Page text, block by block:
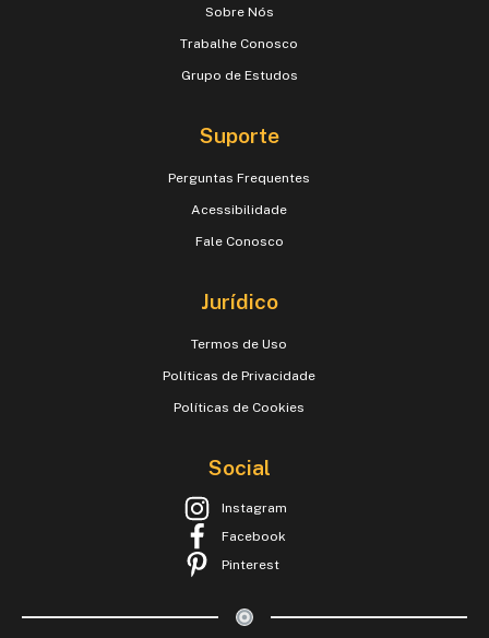
Sobre Nós
Trabalhe Conosco
Grupo de Estudos
Suporte
Perguntas Frequentes
Acessibilidade
Fale Conosco
Jurídico
Termos de Uso
Políticas de Privacidade
Políticas de Cookies
Social
Instagram
Facebook
Pinterest